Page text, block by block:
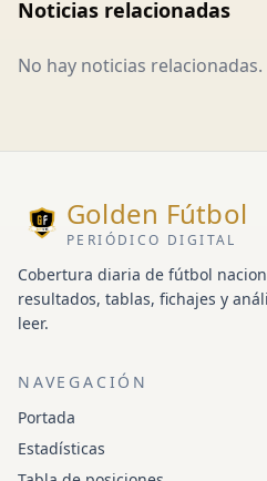
Noticias relacionadas
No hay noticias relacionadas.
Golden Fútbol
PERIÓDICO DIGITAL
Cobertura diaria de fútbol
resultados, tablas, fichajes y
leer.
NAVEGACIÓN
Portada
Estadísticas